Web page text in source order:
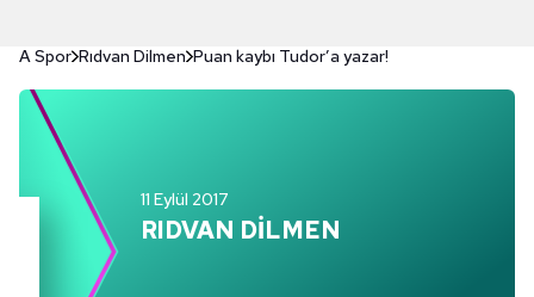
A Spor Rıdvan Dilmen Puan kaybı Tudor’a yazar!
11 Eylül 2017
RIDVAN DİLMEN